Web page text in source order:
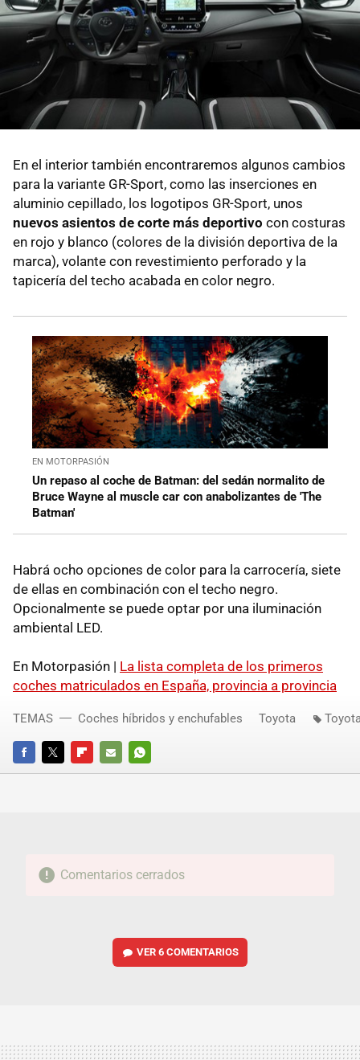
En el interior también encontraremos algunos cambios
para la variante GR-Sport, como las inserciones en
aluminio cepillado, los logotipos GR-Sport, unos
nuevos asientos de corte más deportivo con costuras
en rojo y blanco (colores de la división deportiva de la
marca), volante con revestimiento perforado y la
tapicería del techo acabada en color negro.
EN MOTORPASIÓN
Un repaso al coche de Batman: del sedán normalito de
Bruce Wayne al muscle car con anabolizantes de 'The
Batman'
Habrá ocho opciones de color para la carrocería, siete
de ellas en combinación con el techo negro.
Opcionalmente se puede optar por una iluminación
ambiental LED.
En Motorpasión | La lista completa de los primeros
coches matriculados en España, provincia a provincia
FACEBOOKTWITTERFLIPBOARD
E-
WHATSAPP
TEMAS Coches híbridos y enchufables Toyota
Comentarios cerrados
VER6 COMENTARIOS